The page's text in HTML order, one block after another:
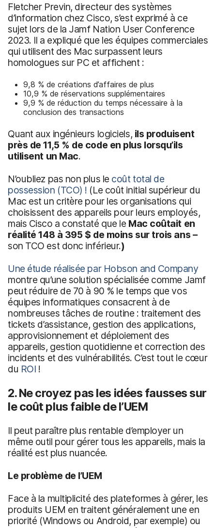
Fletcher Previn, directeur des systèmes
d’information chez Cisco, s’est exprimé à ce
sujet lors de la Jamf Nation User Conference
2023. Il a expliqué que les équipes commerciales
qui utilisent des Mac surpassent leurs
homologues sur PC et affichent :
9,8 % de créations d’affaires de plus
10,9 % de réservations supplémentaires
9,9 % de réduction du temps nécessaire à la
conclusion des transactions
Quant aux ingénieurs logiciels, ils produisent
près de 11,5 % de code en plus lorsqu’ils
utilisent un Mac.
N’oubliez pas non plus le coût total de
possession (TCO) ! (Le coût initial supérieur du
Mac est un critère pour les organisations qui
choisissent des appareils pour leurs employés,
mais Cisco a constaté que le Mac coûtait en
réalité 148 à 395 $ de moins sur trois ans –
son TCO est donc inférieur.)
Une étude réalisée par Hobson and Company
montre qu’une solution spécialisée comme Jamf
peut réduire de 70 à 90 % le temps que vos
équipes informatiques consacrent à de
nombreuses tâches de routine : traitement des
tickets d’assistance, gestion des applications,
approvisionnement et déploiement des
appareils, gestion quotidienne et correction des
incidents et des vulnérabilités. C’est tout le cœur
du ROI !
2. Ne croyez pas les idées fausses sur
le coût plus faible de l’UEM
Il peut paraître plus rentable d’employer un
même outil pour gérer tous les appareils, mais la
réalité est plus nuancée.
Le problème de l’UEM
Face à la multiplicité des plateformes à gérer, les
produits UEM en traitent généralement une en
priorité (Windows ou Android, par exemple) ou